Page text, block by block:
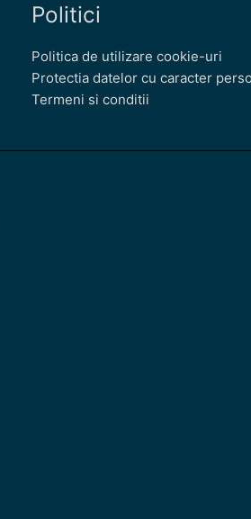
Politici
Politica de utilizare cookie-uri
Protectia datelor cu caracter
Termeni si conditii